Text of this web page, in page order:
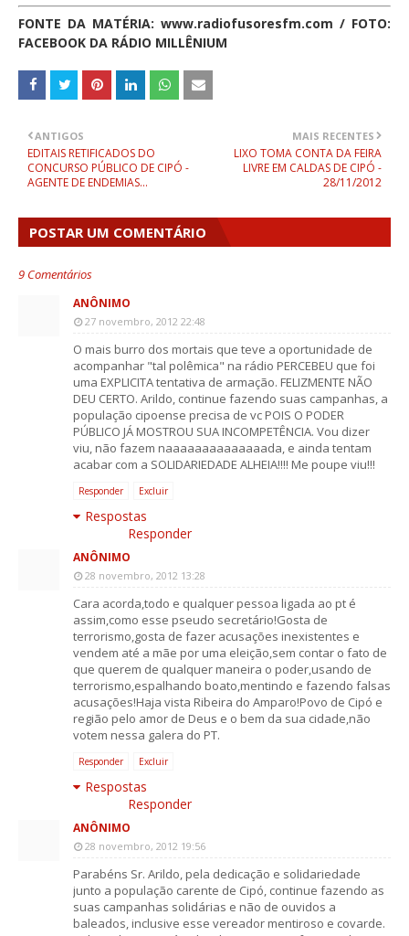
FONTE DA MATÉRIA: www.radiofusoresfm.com / FOTO:
FACEBOOK DA RÁDIO MILLÊNIUM
MAIS RECENTES
LIXO TOMA CONTA DA FEIRA
LIVRE EM CALDAS DE CIPÓ -
28/11/2012
ANTIGOS
EDITAIS RETIFICADOS DO
CONCURSO PÚBLICO DE CIPÓ -
AGENTE DE ENDEMIAS...
POSTAR UM COMENTÁRIO
9 Comentários
ANÔNIMO
27 novembro, 2012 22:48
O mais burro dos mortais que teve a oportunidade de
acompanhar "tal polêmica" na rádio PERCEBEU que foi
uma EXPLICITA tentativa de armação. FELIZMENTE NÃO
DEU CERTO. Arildo, continue fazendo suas campanhas, a
população cipoense precisa de vc POIS O PODER
PÚBLICO JÁ MOSTROU SUA INCOMPETÊNCIA. Vou dizer
viu, não fazem naaaaaaaaaaaaaada, e ainda tentam
acabar com a SOLIDARIEDADE ALHEIA!!!! Me poupe viu!!!
Responder Excluir
Respostas
Responder
ANÔNIMO
28 novembro, 2012 13:28
Cara acorda,todo e qualquer pessoa ligada ao pt é
assim,como esse pseudo secretário!Gosta de
terrorismo,gosta de fazer acusações inexistentes e
vendem até a mãe por uma eleição,sem contar o fato de
que querem de qualquer maneira o poder,usando de
terrorismo,espalhando boato,mentindo e fazendo falsas
acusações!Haja vista Ribeira do Amparo!Povo de Cipó e
região pelo amor de Deus e o bem da sua cidade,não
votem nessa galera do PT.
Responder Excluir
Respostas
Responder
ANÔNIMO
28 novembro, 2012 19:56
Parabéns Sr. Arildo, pela dedicação e solidariedade
junto a população carente de Cipó, continue fazendo as
suas campanhas solidárias e não de ouvidos a
baleados, inclusive esse vereador mentiroso e covarde.